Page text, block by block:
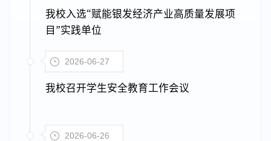
我校入选“赋能银发经济产业高质量发展项
目”实践单位
2026-06-27
我校召开学生安全教育工作会议
2026-06-26